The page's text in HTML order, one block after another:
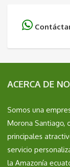
ACERCA DE
Somos una
Morona Santiago,
principales
servicio
la Amazonía